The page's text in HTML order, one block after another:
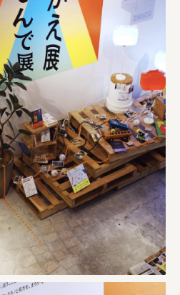
ート
芸品産業振興協会